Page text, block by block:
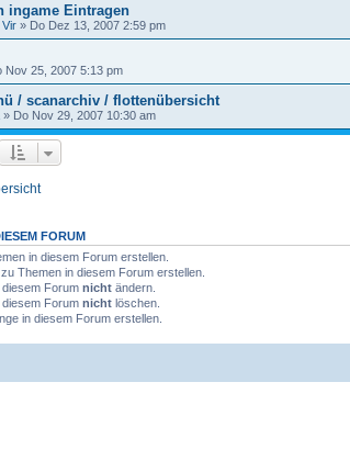
ingame Eintragen
Vir » Do Dez 13, 2007 2:59 pm
Nov 25, 2007 5:13 pm
/ scanarchiv / flottenübersicht
» Do Nov 29, 2007 10:30 am
FORUM
in diesem Forum erstellen.
Themen in diesem Forum erstellen.
Forum nicht ändern.
Forum nicht löschen.
in diesem Forum erstellen.